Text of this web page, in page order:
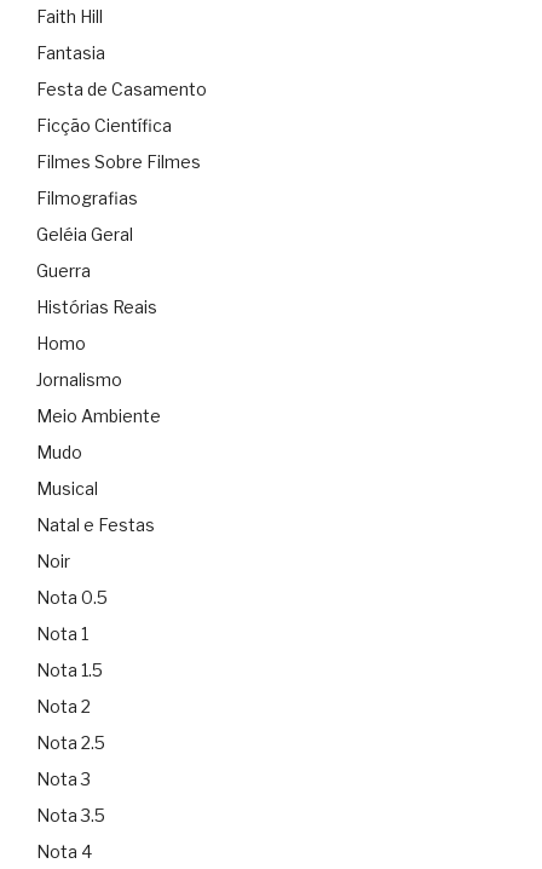
Faith Hill
Fantasia
Festa de Casamento
Ficção Científica
Filmes Sobre Filmes
Filmografias
Geléia Geral
Guerra
Histórias Reais
Homo
Jornalismo
Meio Ambiente
Mudo
Musical
Natal e Festas
Noir
Nota 0.5
Nota 1
Nota 1.5
Nota 2
Nota 2.5
Nota 3
Nota 3.5
Nota 4